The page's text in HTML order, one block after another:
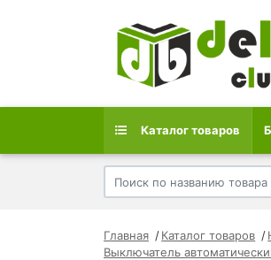
Каталог товаров
Главная Каталог товаров
Выключатель